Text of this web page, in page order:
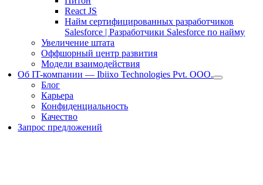
React JS
Найм сертифицированных разработчиков
Salesforce | Разработчики Salesforce по найму
Увеличение штата
Оффшорный центр развития
Модели взаимодействия
Об IT-компании — Ibiixo Technologies Pvt. ООО.
Блог
Карьера
Конфиденциальность
Качество
Запрос предложений